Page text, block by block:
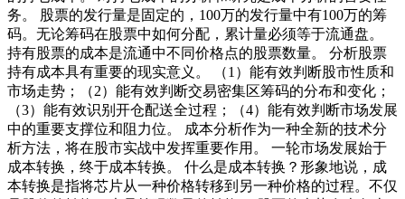
务。 股票的发行量是固定的，100万的发行量中有100万的筹
码。无论筹码在股票中如何分配，累计量必须等于流通盘。
持有股票的成本是流通中不同价格点的股票数量。 分析股票
持有成本具有重要的现实意义。 （1）能有效判断股市性质和
市场走势；（2）能有效判断交易密集区筹码的分布和变化；
（3）能有效识别开仓配送全过程；（4）能有效判断市场发展
中的重要支撑位和阻力位。 成本分析作为一种全新的技术分
析方法，将在股市实战中发挥重要作用。 一轮市场发展始于
成本转换，终于成本转换。 什么是成本转换？形象地说，成
本转换是指将芯片从一种价格转移到另一种价格的过程。不仅